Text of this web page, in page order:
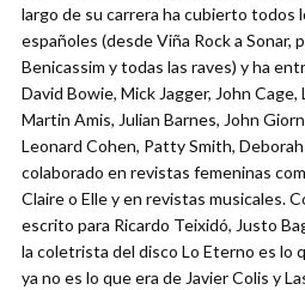
largo de su carrera ha cubierto todos
españoles (desde Viña Rock a Sonar,
Benicassim y todas las raves) y ha
David Bowie, Mick Jagger, John
Martin Amis, Julian Barnes, John
Leonard Cohen, Patty Smith,
colaborado en revistas femeninas
Claire o Elle y en revistas musicales.
escrito para Ricardo Teixidó, Justo
la coletrista del disco Lo Eterno es lo
ya no es lo que era de Javier Colis y